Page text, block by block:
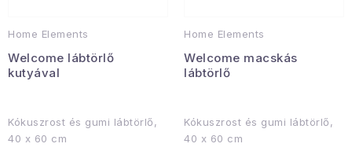
Veľkoobchodná spolupráca
Hogyan kell panaszkodni / visszaadni az áruka
Kereskedelem feltételes
Információ a mellékletről
j
a
z
é
Home Elements
Welcome lábtörlő
kutyával
Kókuszrost és gumi lábtörlő,
40 x 60 cm
Home Elements
Welcome macskás
lábtörlő
Kókuszrost és gumi lábtörlő,
40 x 60 cm